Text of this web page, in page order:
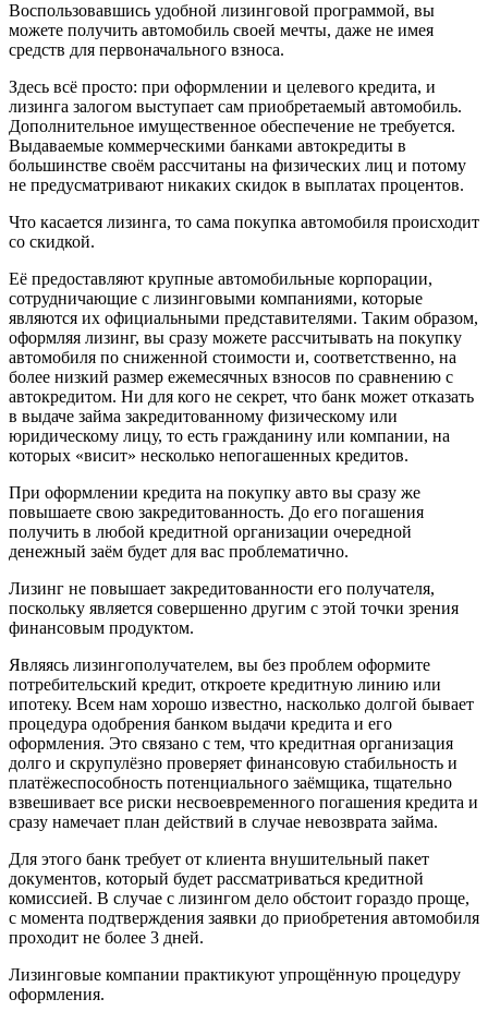
Воспользовавшись удобной лизинговой программой, вы
можете получить автомобиль своей мечты, даже не имея
средств для первоначального взноса.
Здесь всё просто: при оформлении и целевого кредита, и
лизинга залогом выступает сам приобретаемый автомобиль.
Дополнительное имущественное обеспечение не требуется.
Выдаваемые коммерческими банками автокредиты в
большинстве своём рассчитаны на физических лиц и потому
не предусматривают никаких скидок в выплатах процентов.
Что касается лизинга, то сама покупка автомобиля происходит
со скидкой.
Её предоставляют крупные автомобильные корпорации,
сотрудничающие с лизинговыми компаниями, которые
являются их официальными представителями. Таким образом,
оформляя лизинг, вы сразу можете рассчитывать на покупку
автомобиля по сниженной стоимости и, соответственно, на
более низкий размер ежемесячных взносов по сравнению с
автокредитом. Ни для кого не секрет, что банк может отказать
в выдаче займа закредитованному физическому или
юридическому лицу, то есть гражданину или компании, на
которых «висит» несколько непогашенных кредитов.
При оформлении кредита на покупку авто вы сразу же
повышаете свою закредитованность. До его погашения
получить в любой кредитной организации очередной
денежный заём будет для вас проблематично.
Лизинг не повышает закредитованности его получателя,
поскольку является совершенно другим с этой точки зрения
финансовым продуктом.
Являясь лизингополучателем, вы без проблем оформите
потребительский кредит, откроете кредитную линию или
ипотеку. Всем нам хорошо известно, насколько долгой бывает
процедура одобрения банком выдачи кредита и его
оформления. Это связано с тем, что кредитная организация
долго и скрупулёзно проверяет финансовую стабильность и
платёжеспособность потенциального заёмщика, тщательно
взвешивает все риски несвоевременного погашения кредита и
сразу намечает план действий в случае невозврата займа.
Для этого банк требует от клиента внушительный пакет
документов, который будет рассматриваться кредитной
комиссией. В случае с лизингом дело обстоит гораздо проще,
с момента подтверждения заявки до приобретения автомобиля
проходит не более 3 дней.
Лизинговые компании практикуют упрощённую процедуру
оформления.